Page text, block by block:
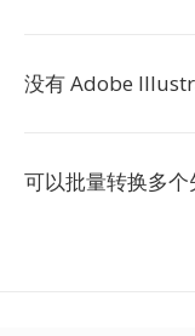
没有 Adobe
可以批量转换多个